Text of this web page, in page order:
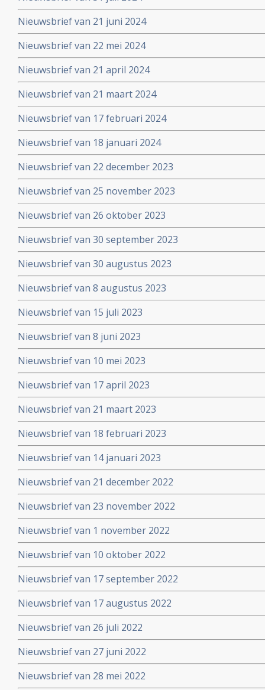
Nieuwsbrief van 21 juni 2024
Nieuwsbrief van 22 mei 2024
Nieuwsbrief van 21 april 2024
Nieuwsbrief van 21 maart 2024
Nieuwsbrief van 17 februari 2024
Nieuwsbrief van 18 januari 2024
Nieuwsbrief van 22 december 2023
Nieuwsbrief van 25 november 2023
Nieuwsbrief van 26 oktober 2023
Nieuwsbrief van 30 september 2023
Nieuwsbrief van 30 augustus 2023
Nieuwsbrief van 8 augustus 2023
Nieuwsbrief van 15 juli 2023
Nieuwsbrief van 8 juni 2023
Nieuwsbrief van 10 mei 2023
Nieuwsbrief van 17 april 2023
Nieuwsbrief van 21 maart 2023
Nieuwsbrief van 18 februari 2023
Nieuwsbrief van 14 januari 2023
Nieuwsbrief van 21 december 2022
Nieuwsbrief van 23 november 2022
Nieuwsbrief van 1 november 2022
Nieuwsbrief van 10 oktober 2022
Nieuwsbrief van 17 september 2022
Nieuwsbrief van 17 augustus 2022
Nieuwsbrief van 26 juli 2022
Nieuwsbrief van 27 juni 2022
Nieuwsbrief van 28 mei 2022